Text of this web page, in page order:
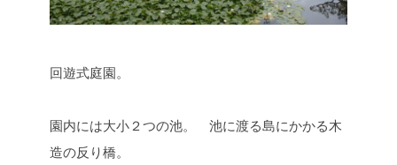
回遊式庭園。
園内には大小２つの池。 池に渡る島にかかる木
造の反り橋。